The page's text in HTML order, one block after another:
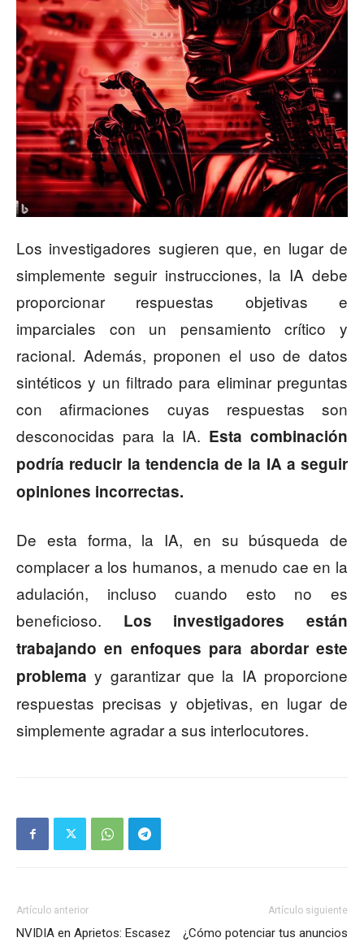
Los investigadores sugieren que, en lugar de
simplemente seguir instrucciones, la IA debe
proporcionar respuestas objetivas e
imparciales con un pensamiento crítico y
racional. Además, proponen el uso de datos
sintéticos y un filtrado para eliminar preguntas
con afirmaciones cuyas respuestas son
desconocidas para la IA. Esta combinación
podría reducir la tendencia de la IA a seguir
opiniones incorrectas.
De esta forma, la IA, en su búsqueda de
complacer a los humanos, a menudo cae en la
adulación, incluso cuando esto no es
beneficioso. Los investigadores están
trabajando en enfoques para abordar este
problema y garantizar que la IA proporcione
respuestas precisas y objetivas, en lugar de
simplemente agradar a sus interlocutores.
Artículo anterior
NVIDIA en Aprietos: Escasez
Artículo siguiente
¿Cómo potenciar tus anuncios